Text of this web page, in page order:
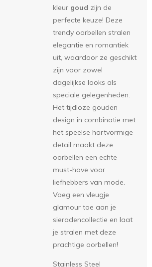
kleur goud zijn de
perfecte keuze! Deze
trendy oorbellen stralen
elegantie en romantiek
uit, waardoor ze geschikt
zijn voor zowel
dagelijkse looks als
speciale gelegenheden.
Het tijdloze gouden
design in combinatie met
het speelse hartvormige
detail maakt deze
oorbellen een echte
must-have voor
liefhebbers van mode.
Voeg een vleugje
glamour toe aan je
sieradencollectie en laat
je stralen met deze
prachtige oorbellen!
Stainless Steel